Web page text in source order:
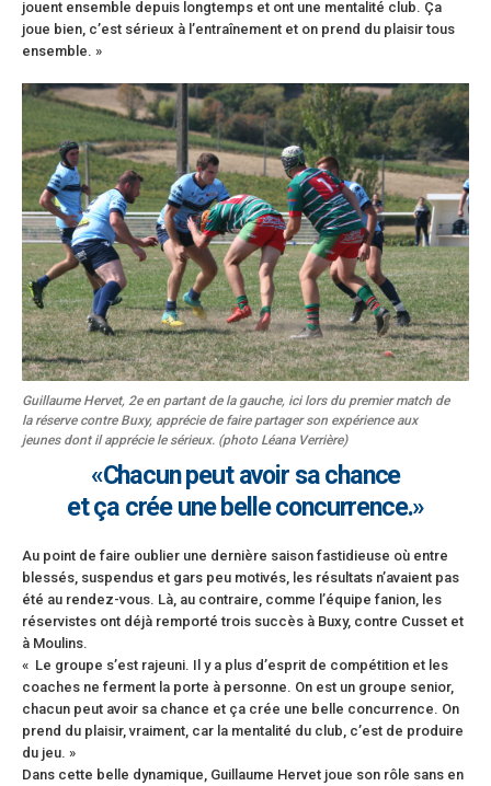
jouent ensemble depuis longtemps et ont une mentalité club. Ça
joue bien, c’est sérieux à l’entraînement et on prend du plaisir tous
ensemble. »
Guillaume Hervet, 2e en partant de la gauche, ici lors du premier match de
la réserve contre Buxy, apprécie de faire partager son expérience aux
jeunes dont il apprécie le sérieux. (photo Léana Verrière)
«Chacun peut avoir sa chance
et ça crée une belle concurrence.»
Au point de faire oublier une dernière saison fastidieuse où entre
blessés, suspendus et gars peu motivés, les résultats n’avaient pas
été au rendez-vous. Là, au contraire, comme l’équipe fanion, les
réservistes ont déjà remporté trois succès à Buxy, contre Cusset et
à Moulins.
« Le groupe s’est rajeuni. Il y a plus d’esprit de compétition et les
coaches ne ferment la porte à personne. On est un groupe senior,
chacun peut avoir sa chance et ça crée une belle concurrence. On
prend du plaisir, vraiment, car la mentalité du club, c’est de produire
du jeu. »
Dans cette belle dynamique, Guillaume Hervet joue son rôle sans en